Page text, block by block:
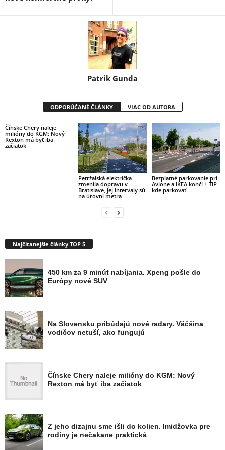
Patrik Gunda
ODPORÚČANÉ ČLÁNKY VIAC OD AUTORA
Čínske Chery naleje
milióny do KGM: Nový
Rexton má byť iba
začiatok
Petržalská električka
zmenila dopravu v
Bratislave, jej intervaly sú
na úrovni metra
Bezplatné parkovanie pri
Avione a IKEA končí + TIP
kde parkovať
Najčítanejšie články TOP 5